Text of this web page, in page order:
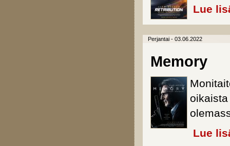
Lue
Perjantai - 03.06.2022
Memory
Lue